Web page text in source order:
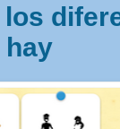
hay